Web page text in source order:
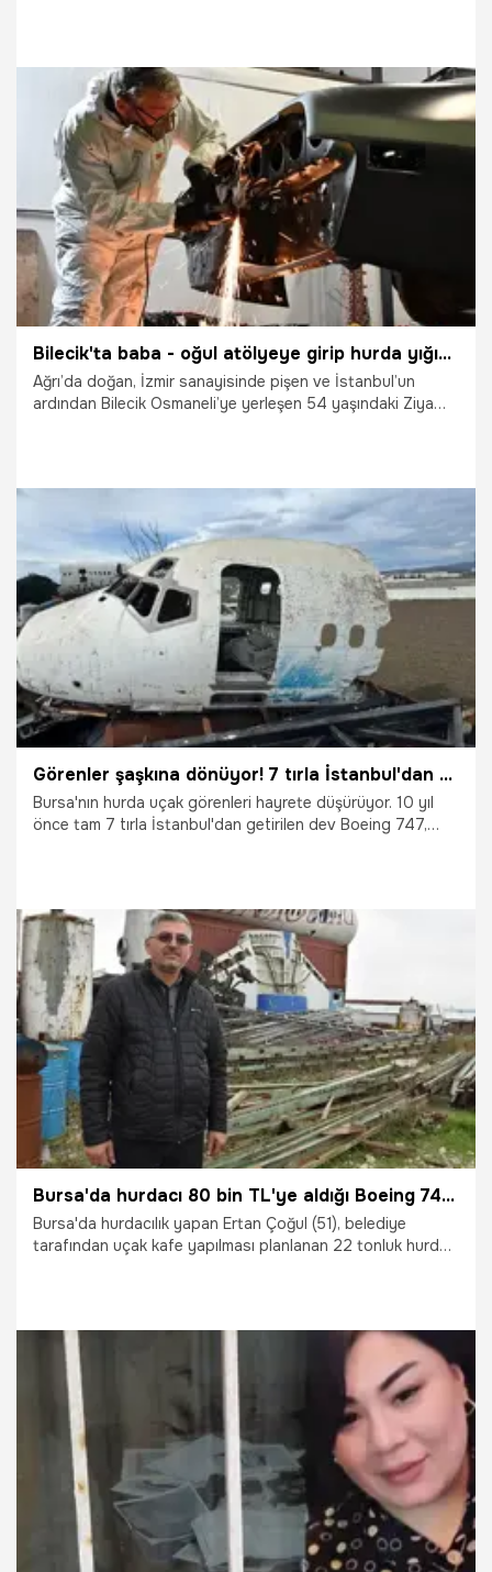
5.03.2026 Samsun
Bilecik'ta baba - oğul atölyeye girip hurda yığınlarını milyonluk klasiklere dönüştürüyor! Yılda 3 adet yapıyorlar: İngiltere'den bile sipariş geliyor
Ağrı’da doğan, İzmir sanayisinde pişen ve İstanbul’un
ardından Bilecik Osmaneli’ye yerleşen 54 yaşındaki Ziya
bile restore edilmek üzere araç gönderiliyor.
3.03.2026 Gündem
Görenler şaşkına dönüyor! 7 tırla İstanbul'dan Bursa'ya getirildi: 2,5 milyon lirayı veren alıp götürecek
Bursa'nın hurda uçak görenleri hayrete düşürüyor. 10 yıl
önce tam 7 tırla İstanbul'dan getirilen dev Boeing 747,
21.02.2026 Bursa
Bursa'da hurdacı 80 bin TL'ye aldığı Boeing 747’yi satıyor! 7 parça halinde satılan uçağın yeni fiyatı dudak uçuklattı
Bursa'da hurdacılık yapan Ertan Çoğul (51), belediye
tarafından uçak kafe yapılması planlanan 22 tonluk hurda
Çoğul, uçağı kafe-restoran konseptine dönüştürmek için
uygun arazi bulamayınca satışa çıkardı.
16.02.2026